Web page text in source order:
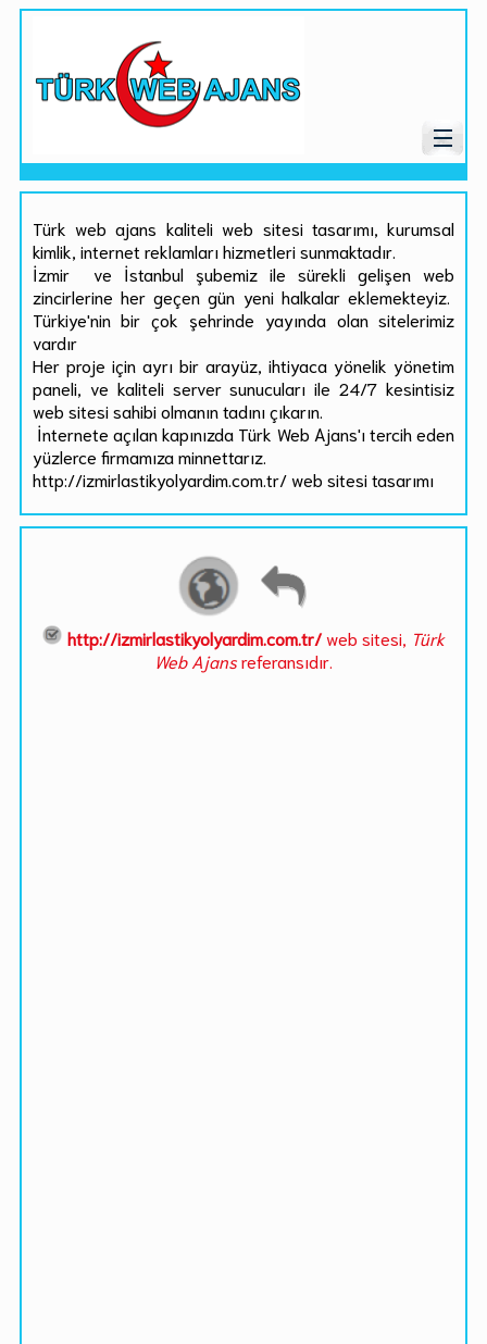
Türk web ajans kaliteli web sitesi tasarımı, kurumsal
kimlik, internet reklamları hizmetleri sunmaktadır.
İzmir ve İstanbul şubemiz ile sürekli gelişen web
zincirlerine her geçen gün yeni halkalar eklemekteyiz.
Türkiye'nin bir çok şehrinde yayında olan sitelerimiz
vardır
Her proje için ayrı bir arayüz, ihtiyaca yönelik yönetim
paneli, ve kaliteli server sunucuları ile 24/7 kesintisiz
web sitesi sahibi olmanın tadını çıkarın.
İnternete açılan kapınızda Türk Web Ajans'ı tercih eden
yüzlerce firmamıza minnettarız.
http://izmirlastikyolyardim.com.tr/ web sitesi tasarımı
http://izmirlastikyolyardim.com.tr/web sitesi, Türk
Web Ajansreferansıdır.